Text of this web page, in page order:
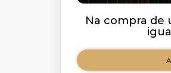
Na compra de